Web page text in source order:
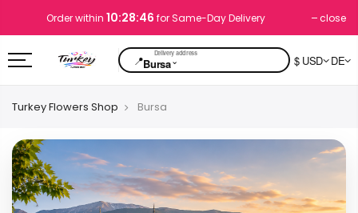
Order within 10:28:45 for Same-Day Delivery close
📍Bursa⌄ $ USD DE
Turkey Flowers Shop Bursa